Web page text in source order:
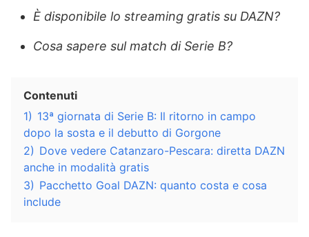
È disponibile lo streaming gratis su DAZN?
Cosa sapere sul match di Serie B?
Contenuti
1) 13ª giornata di Serie B: Il ritorno in campo
dopo la sosta e il debutto di Gorgone
2) Dove vedere Catanzaro-Pescara: diretta DAZN
anche in modalità gratis
3) Pacchetto Goal DAZN: quanto costa e cosa
include